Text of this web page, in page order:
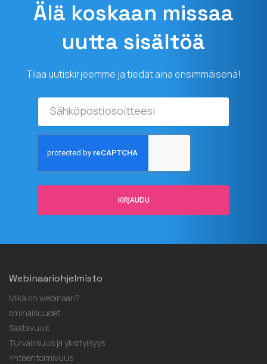
Älä koskaan missaa
uutta sisältöä
Tilaa uutiskirjeemme ja tiedät aina ensimmäisenä!
Sähköpostiosoitteesi
KIRJAUDU
Webinaariohjelmisto
Mikä on webinaari?
ominaisuudet
Saatavuus
Turvallisuus ja yksityisyys
Yhteentoimivuus